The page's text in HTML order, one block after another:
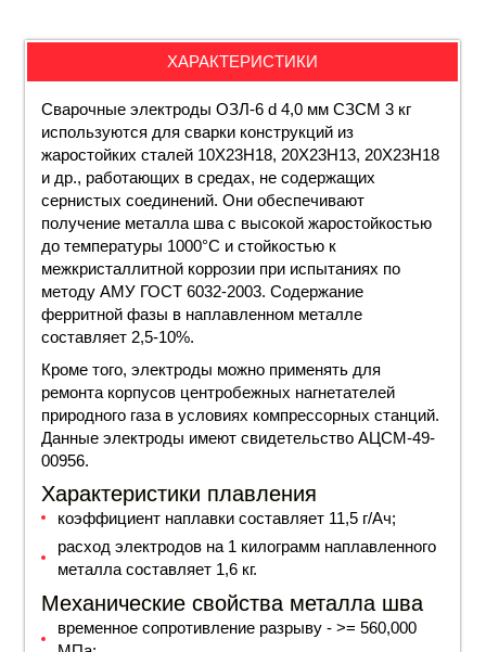
ХАРАКТЕРИСТИКИ
Сварочные электроды ОЗЛ-6 d 4,0 мм СЗСМ 3 кг
используются для сварки конструкций из
жаростойких сталей 10Х23Н18, 20Х23Н13, 20Х23Н18
и др., работающих в средах, не содержащих
сернистых соединений. Они обеспечивают
получение металла шва с высокой жаростойкостью
до температуры 1000°С и стойкостью к
межкристаллитной коррозии при испытаниях по
методу АМУ ГОСТ 6032-2003. Содержание
ферритной фазы в наплавленном металле
составляет 2,5-10%.
Кроме того, электроды можно применять для
ремонта корпусов центробежных нагнетателей
природного газа в условиях компрессорных станций.
Данные электроды имеют свидетельство АЦСМ-49-
00956.
Характеристики плавления
коэффициент наплавки составляет 11,5 г/Ач;
расход электродов на 1 килограмм наплавленного
металла составляет 1,6 кг.
Механические свойства металла шва
временное сопротивление разрыву - >= 560,000